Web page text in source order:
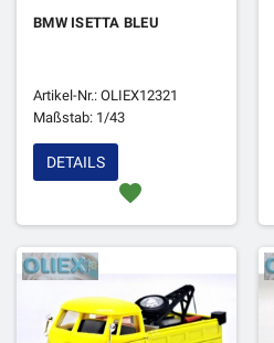
BMW ISETTA BLEU
Artikel-Nr.: OLIEX12321
Maßstab: 1/43
favorite
DETAILS